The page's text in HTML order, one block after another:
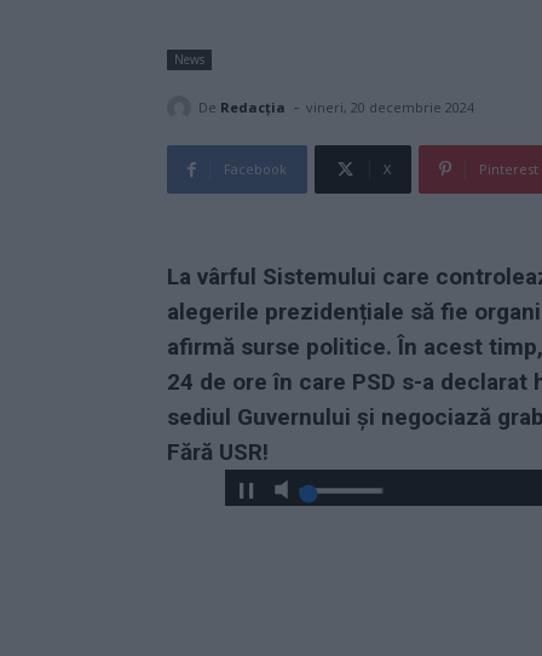
News
De Redacţia - vineri, 20 decembrie 2024
Facebook X Pinterest
La vârful Sistemului care
alegerile prezidențiale să fie
afirmă surse politice. În acest
24 de ore în care PSD s-a
sediul Guvernului și negociază
Fără USR!